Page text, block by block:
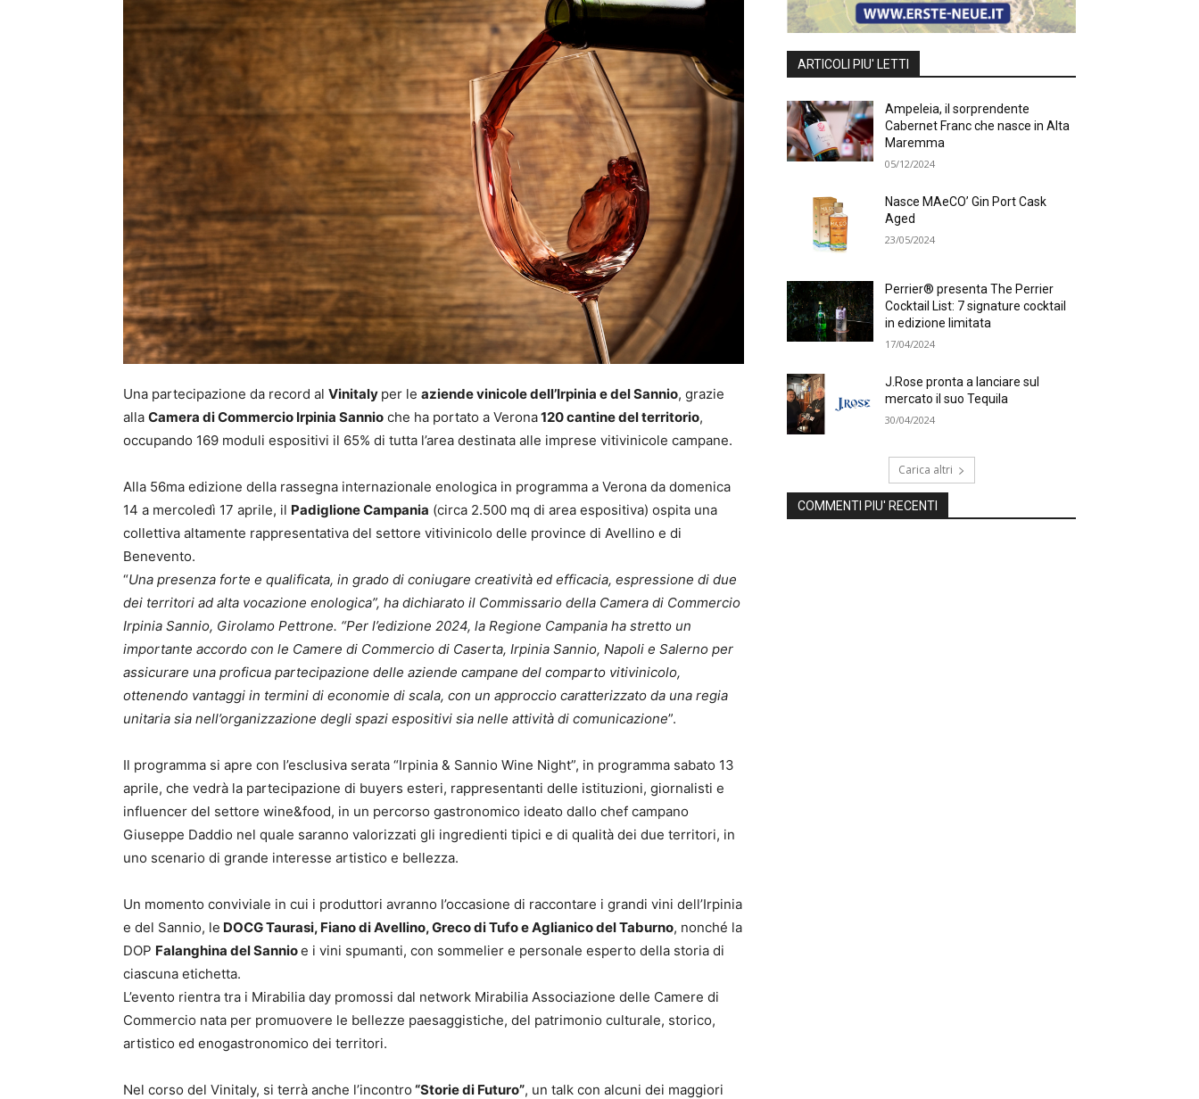
Una partecipazione da record al Vinitaly per le aziende vinicole dell’Irpinia e del Sannio, grazie
alla Camera di Commercio Irpinia Sannio che ha portato a Verona120 cantine del territorio,
occupando 169 moduli espositivi il 65% di tutta l’area destinata alle imprese vitivinicole campane.
Alla 56ma edizione della rassegna internazionale enologica in programma a Verona da domenica
14 a mercoledì 17 aprile, il Padiglione Campania (circa 2.500 mq di area espositiva) ospita una
collettiva altamente rappresentativa del settore vitivinicolo delle province di Avellino e di
Benevento.
“Una presenza forte e qualificata, in grado di coniugare creatività ed efficacia, espressione di due
dei territori ad alta vocazione enologica”, ha dichiarato il Commissario della Camera di Commercio
Irpinia Sannio, Girolamo Pettrone. “Per l’edizione 2024, la Regione Campania ha stretto un
importante accordo con le Camere di Commercio di Caserta, Irpinia Sannio, Napoli e Salerno per
assicurare una proficua partecipazione delle aziende campane del comparto vitivinicolo,
ottenendo vantaggi in termini di economie di scala, con un approccio caratterizzato da una regia
unitaria sia nell’organizzazione degli spazi espositivi sia nelle attività di comunicazione”.
Il programma si apre con l’esclusiva serata “Irpinia & Sannio Wine Night”, in programma sabato 13
aprile, che vedrà la partecipazione di buyers esteri, rappresentanti delle istituzioni, giornalisti e
influencer del settore wine&food, in un percorso gastronomico ideato dallo chef campano
Giuseppe Daddio nel quale saranno valorizzati gli ingredienti tipici e di qualità dei due territori, in
uno scenario di grande interesse artistico e bellezza.
Un momento conviviale in cui i produttori avranno l’occasione di raccontare i grandi vini dell’Irpinia
e del Sannio, le DOCG Taurasi, Fiano di Avellino, Greco di Tufo e Aglianico del Taburno, nonché la
DOP Falanghina del Sannioe i vini spumanti, con sommelier e personale esperto della storia di
ciascuna etichetta.
L’evento rientra tra i Mirabilia day promossi dal network Mirabilia Associazione delle Camere di
Commercio nata per promuovere le bellezze paesaggistiche, del patrimonio culturale, storico,
artistico ed enogastronomico dei territori.
Nel corso del Vinitaly, si terrà anche l’incontro “Storie di Futuro”, un talk con alcuni dei maggiori
ARTICOLI PIU' LETTI
Ampeleia, il sorprendente
Cabernet Franc che nasce in Alta
Maremma
05/12/2024
Nasce MAeCO’ Gin Port Cask
Aged
23/05/2024
Perrier® presenta The Perrier
Cocktail List: 7 signature cocktail
in edizione limitata
17/04/2024
J.Rose pronta a lanciare sul
mercato il suo Tequila
30/04/2024
Carica altri
COMMENTI PIU' RECENTI